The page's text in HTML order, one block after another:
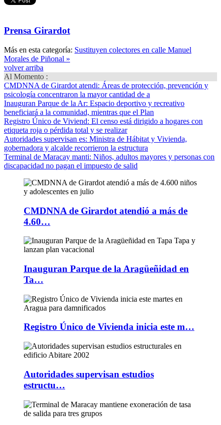
Prensa Girardot
Más en esta categoría: Sustituyen colectores en calle Manuel
Morales de Piñonal »
volver arriba
Al Momento :
CMDNNA de Girardot atendi: Áreas de protección, prevención y
psicología concentraron la mayor cantidad de a
Inauguran Parque de la Ar: Espacio deportivo y recreativo
beneficiará a la comunidad, mientras que el Plan
Registro Único de Viviend: El censo está dirigido a hogares con
etiqueta roja o pérdida total y se realizar
Autoridades supervisan es: Ministra de Hábitat y Vivienda,
gobernadora y alcalde recorrieron la estructura
Terminal de Maracay manti: Niños, adultos mayores y personas con
discapacidad no pagan el impuesto de salid
CMDNNA de Girardot atendió a más de
4.60…
Inauguran Parque de la Aragüeñidad en
Ta…
Registro Único de Vivienda inicia este m…
Autoridades supervisan estudios
estructu…